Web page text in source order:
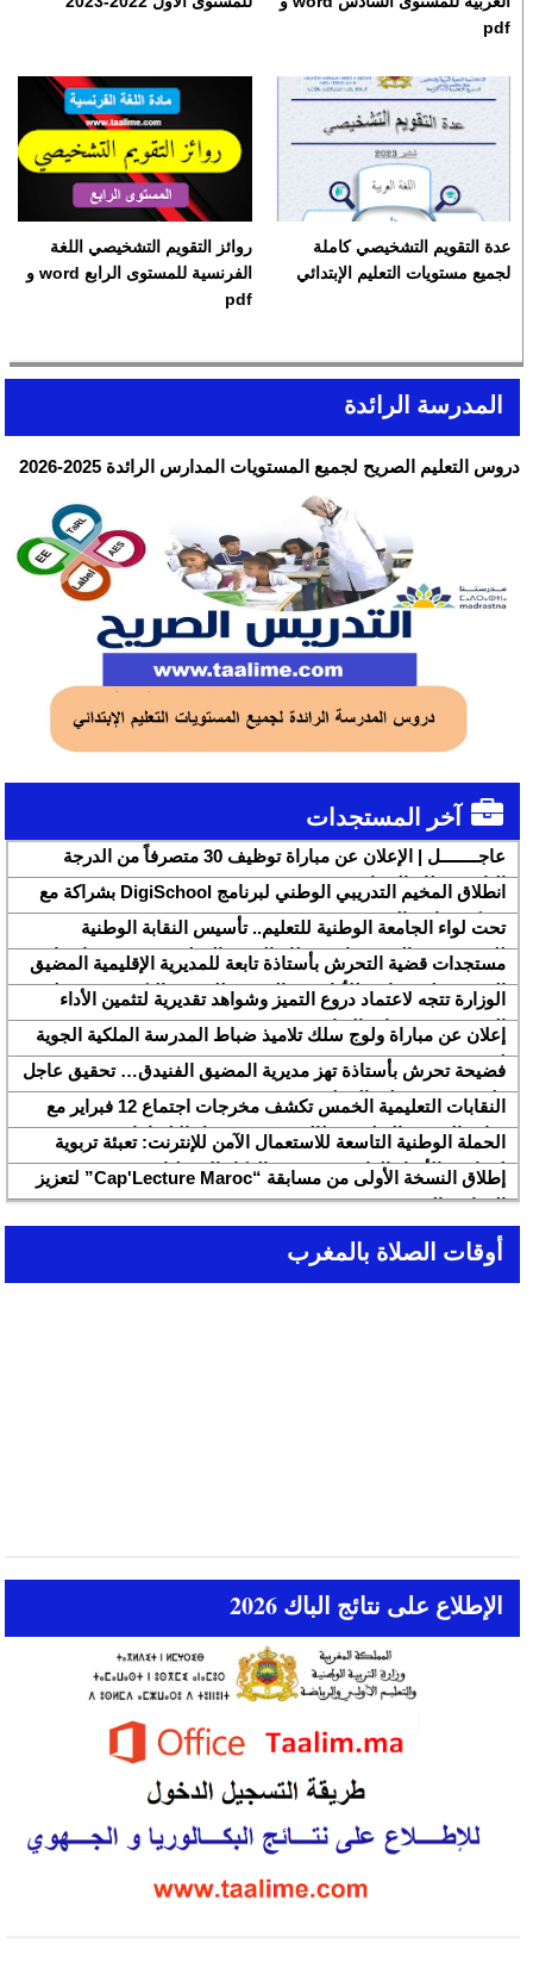
pdf
عدة التقويم التشخيصي كاملة
لجميع مستويات التعليم الإبتدائي
روائز التقويم التشخيصي اللغة
الفرنسية للمستوى الرابع word و
pdf
المدرسة الرائدة
دروس التعليم الصريح لجميع المستويات المدارس الرائدة 2025-2026
آخر المستجدات
عاجــــــــل | الإعلان عن مباراة توظيف 30 متصرفاً من الدرجة
الثانية بقطاع الشباب
انطلاق المخيم التدريبي الوطني لبرنامج DigiSchool بشراكة مع
شركة هواوي المغرب
تحت لواء الجامعة الوطنية للتعليم.. تأسيس النقابة الوطنية
للمتصرفين والمتصرفات بقطاع التربية الوطنية SNASE وانتخاب
مكتبها الوطني
مستجدات قضية التحرش بأستاذة تابعة للمديرية الإقليمية المضيق
الفنيدق ولجنة تابعة للأكاديمية الجهوية للتربية والتكوين بجهة طنجة
تطوان الحسيمة، تحل بذات المديرية الإقليمية
الوزارة تتجه لاعتماد دروع التميز وشواهد تقديرية لتثمين الأداء
التربوي بمؤسسات الريادة
إعلان عن مباراة ولوج سلك تلاميذ ضباط المدرسة الملكية الجوية
لسنة 2026
فضيحة تحرش بأستاذة تهز مديرية المضيق الفنيدق… تحقيق عاجل
ولجنة تفتيش على الخط
النقابات التعليمية الخمس تكشف مخرجات اجتماع 12 فبراير مع
وزارة التربية والتعليم وتطالب بتسريع تنزيل الالتزامات
الحملة الوطنية التاسعة للاستعمال الآمن للإنترنت: تعبئة تربوية
لمواجهة الأخبار الزائفة في عصر الذكاء الاصطناعي
إطلاق النسخة الأولى من مسابقة “Cap'Lecture Maroc” لتعزيز
القراءة بالفرنسية سنة 2026
أوقات الصلاة بالمغرب
الإطلاع على نتائج الباك 2026